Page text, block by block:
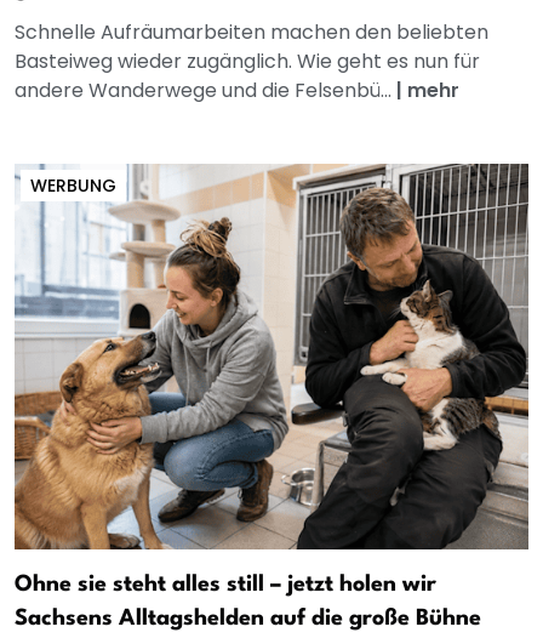
Schnelle Aufräumarbeiten machen den beliebten
Basteiweg wieder zugänglich. Wie geht es nun für
andere Wanderwege und die Felsenbü... | mehr
WERBUNG
Ohne sie steht alles still – jetzt holen wir
Sachsens Alltagshelden auf die große Bühne